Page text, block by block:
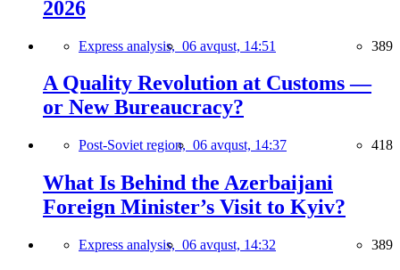
2026
Express analysis, 06 avqust, 14:51 389
A Quality Revolution at Customs —
or New Bureaucracy?
Post-Soviet region, 06 avqust, 14:37 418
What Is Behind the Azerbaijani
Foreign Minister’s Visit to Kyiv?
Express analysis, 06 avqust, 14:32 389